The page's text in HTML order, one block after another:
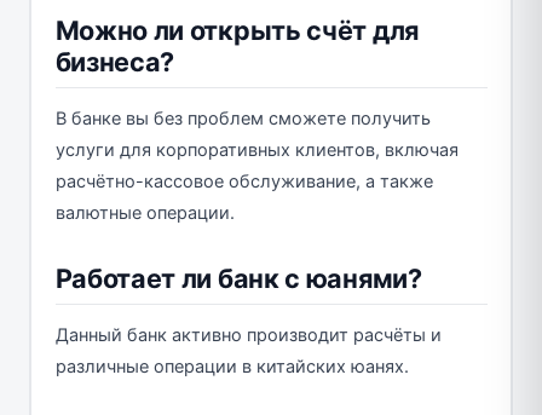
Можно ли открыть счёт для
бизнеса?
В банке вы без проблем сможете получить
услуги для корпоративных клиентов, включая
расчётно-кассовое обслуживание, а также
валютные операции.
Работает ли банк с юанями?
Данный банк активно производит расчёты и
различные операции в китайских юанях.